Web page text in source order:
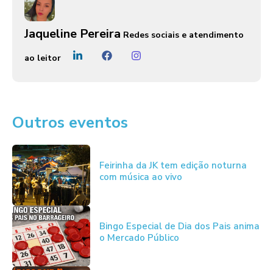
Jaqueline Pereira Redes sociais e atendimento
ao leitor
Outros eventos
Feirinha da JK tem edição noturna
com música ao vivo
Bingo Especial de Dia dos Pais anima
o Mercado Público